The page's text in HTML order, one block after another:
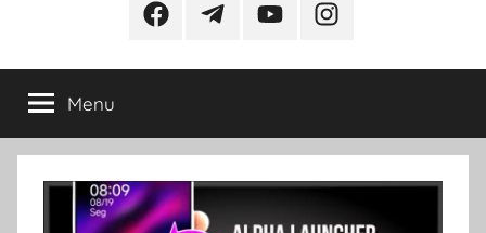
FacebookTelegramYouTubeInstagram
Menu